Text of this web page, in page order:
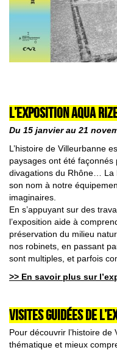
L’EXPOSITION AQUA
Du 15 janvier au 21
L’histoire de Villeurbanne
paysages ont été
divagations du Rhône… La
son nom à notre
imaginaires.
En s’appuyant sur des
l’exposition aide à
préservation du milieu
nos robinets, en passant
sont multiples, et parfois
>> En savoir plus sur
VISITES GUIDÉES DE
Pour découvrir l’histoire
thématique et mieux